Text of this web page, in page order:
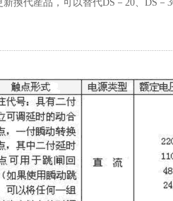
換代産品，可以替代DS－20、DS－